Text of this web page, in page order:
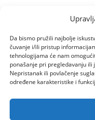
Da bismo pružili najbolje
čuvanje i/ili pristup
tehnologijama će nam
ponašanje pri pregledavanju ili
Nepristanak ili povlačenje
određene karakteristike i
+385 (0) 98